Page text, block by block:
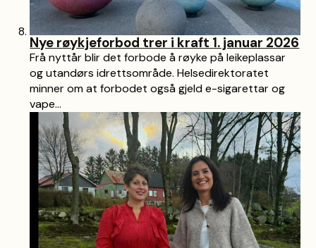
Nye røykjeforbod trer i kraft 1. januar 2026
Frå nyttår blir det forbode å røyke på leikeplassar
og utandørs idrettsområde. Helsedirektoratet
minner om at forbodet også gjeld e-sigarettar og
vape...